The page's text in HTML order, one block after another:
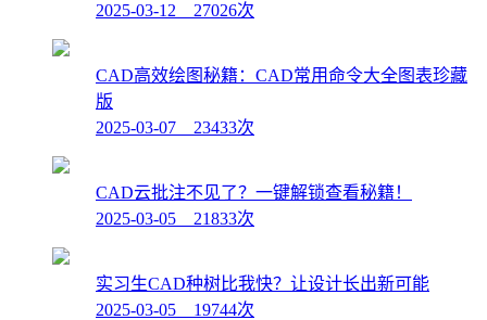
2025-03-12 27026次
CAD高效绘图秘籍：CAD常用命令大全图表珍藏
版
2025-03-07 23433次
CAD云批注不见了？一键解锁查看秘籍！
2025-03-05 21833次
实习生CAD种树比我快？让设计长出新可能
2025-03-05 19744次